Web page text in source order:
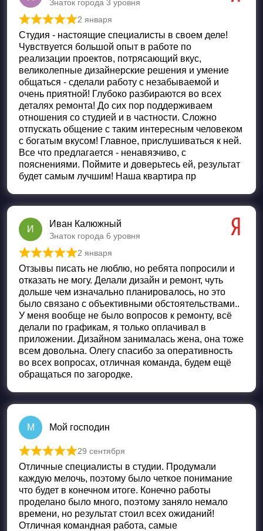
Знаток города 3 уровня
Оценка 5из 5
2 января
Студия - настоящие специалисты в своем деле!
Чувствуется большой опыт в работе по
реализации проектов, потрясающий вкус,
великолепные дизайнерские решения и умение
общаться - сделали работу с незабываемой и
очень приятной! Глубоко разбираются во всех
деталях ремонта! До сих пор поддерживаем
отношения со студией и в частности. Сложно
отпускать общение с таким интересным человеком
с богатым вкусом! Главное, прислушиваться к ней.
Все что предлагается - ненавязчиво, с
пояснениями. Поймите и доверьтесь ей, результат
будет самым лучшим! Наша квартира пр
И
Иван Калюжный
Знаток города 6 уровня
Оценка 5из 5
2 января
Отзывы писать не люблю, но ребята попросили и
отказать не могу. Делали дизайн и ремонт, чуть
дольше чем изначально планировалось, но это
было связано с объективными обстоятельствами..
У меня вообще не было вопросов к ремонту, всё
делали по графикам, я только оплачивал в
приложении. Дизайном занималась жена, она тоже
всем довольна. Олегу спасибо за оперативность
во всех вопросах, отличная команда, будем ещё
обращаться по загородке.
М Мой господин
Оценка5 из 5
29 сентября
Отличные специалисты в студии. Продумали
каждую мелочь, поэтому было четкое понимание
что будет в конечном итоге. Конечно работы
проделано было много, поэтому заняло немало
времени, но результат стоил всех ожиданий!
Отличная кoмандная работа, самые